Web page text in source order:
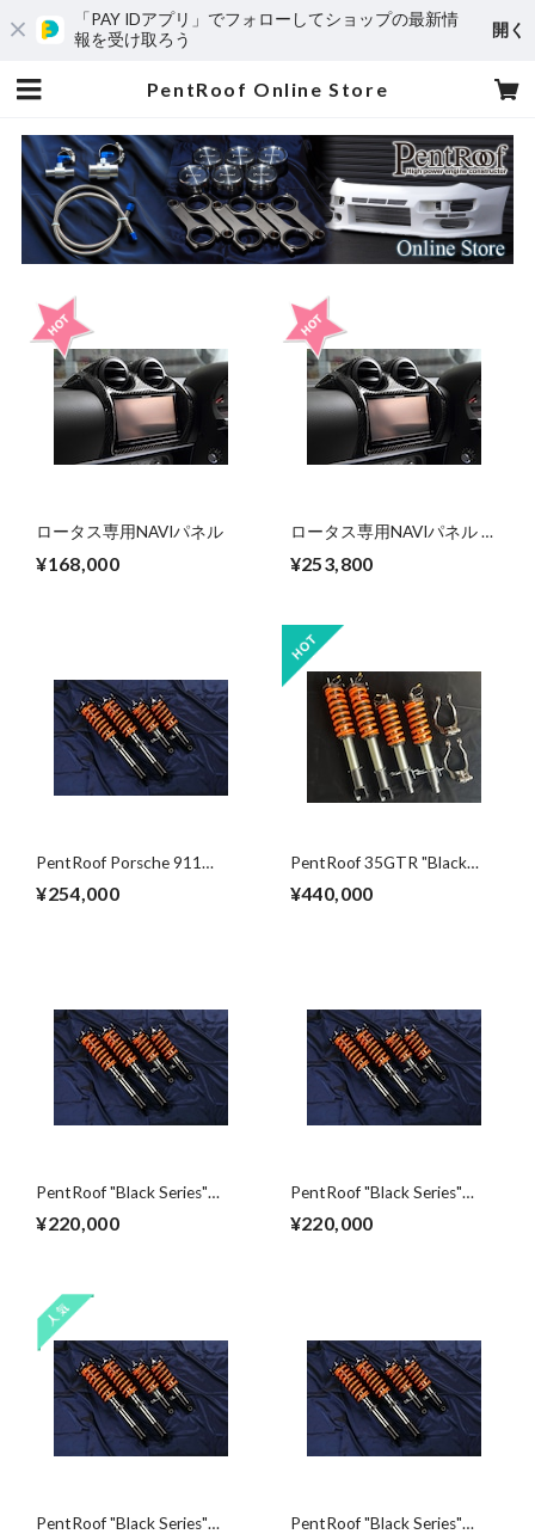
「PAY IDアプリ」でフォローしてショップの最新情
報を受け取ろう
開く
PentRoof Online Store
ロータス専用NAVIパネル
¥168,000
ロータス専用NAVIパネル +
¥253,800
PentRoof Porsche 911
Series" Suspension kit
¥254,000
PentRoof 35GTR "Black
¥440,000
PentRoof "Black Series"
Suspension kit for R34 GT-R
¥220,000
PentRoof "Black Series"
Suspension kit for R33 GT-R
¥220,000
PentRoof "Black Series"
PentRoof "Black Series"